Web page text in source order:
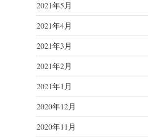
2021年5月
2021年4月
2021年3月
2021年2月
2021年1月
2020年12月
2020年11月